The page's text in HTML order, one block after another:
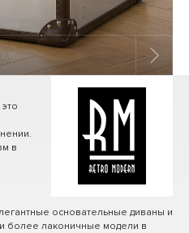
/ 16
в
основательные диваны и
и более лаконичные модели в